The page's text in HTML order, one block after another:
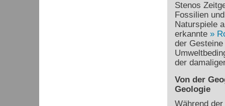
Stenos
Fossilien
Naturspiele
erkannte
der
der
Von der
Geologie
Während